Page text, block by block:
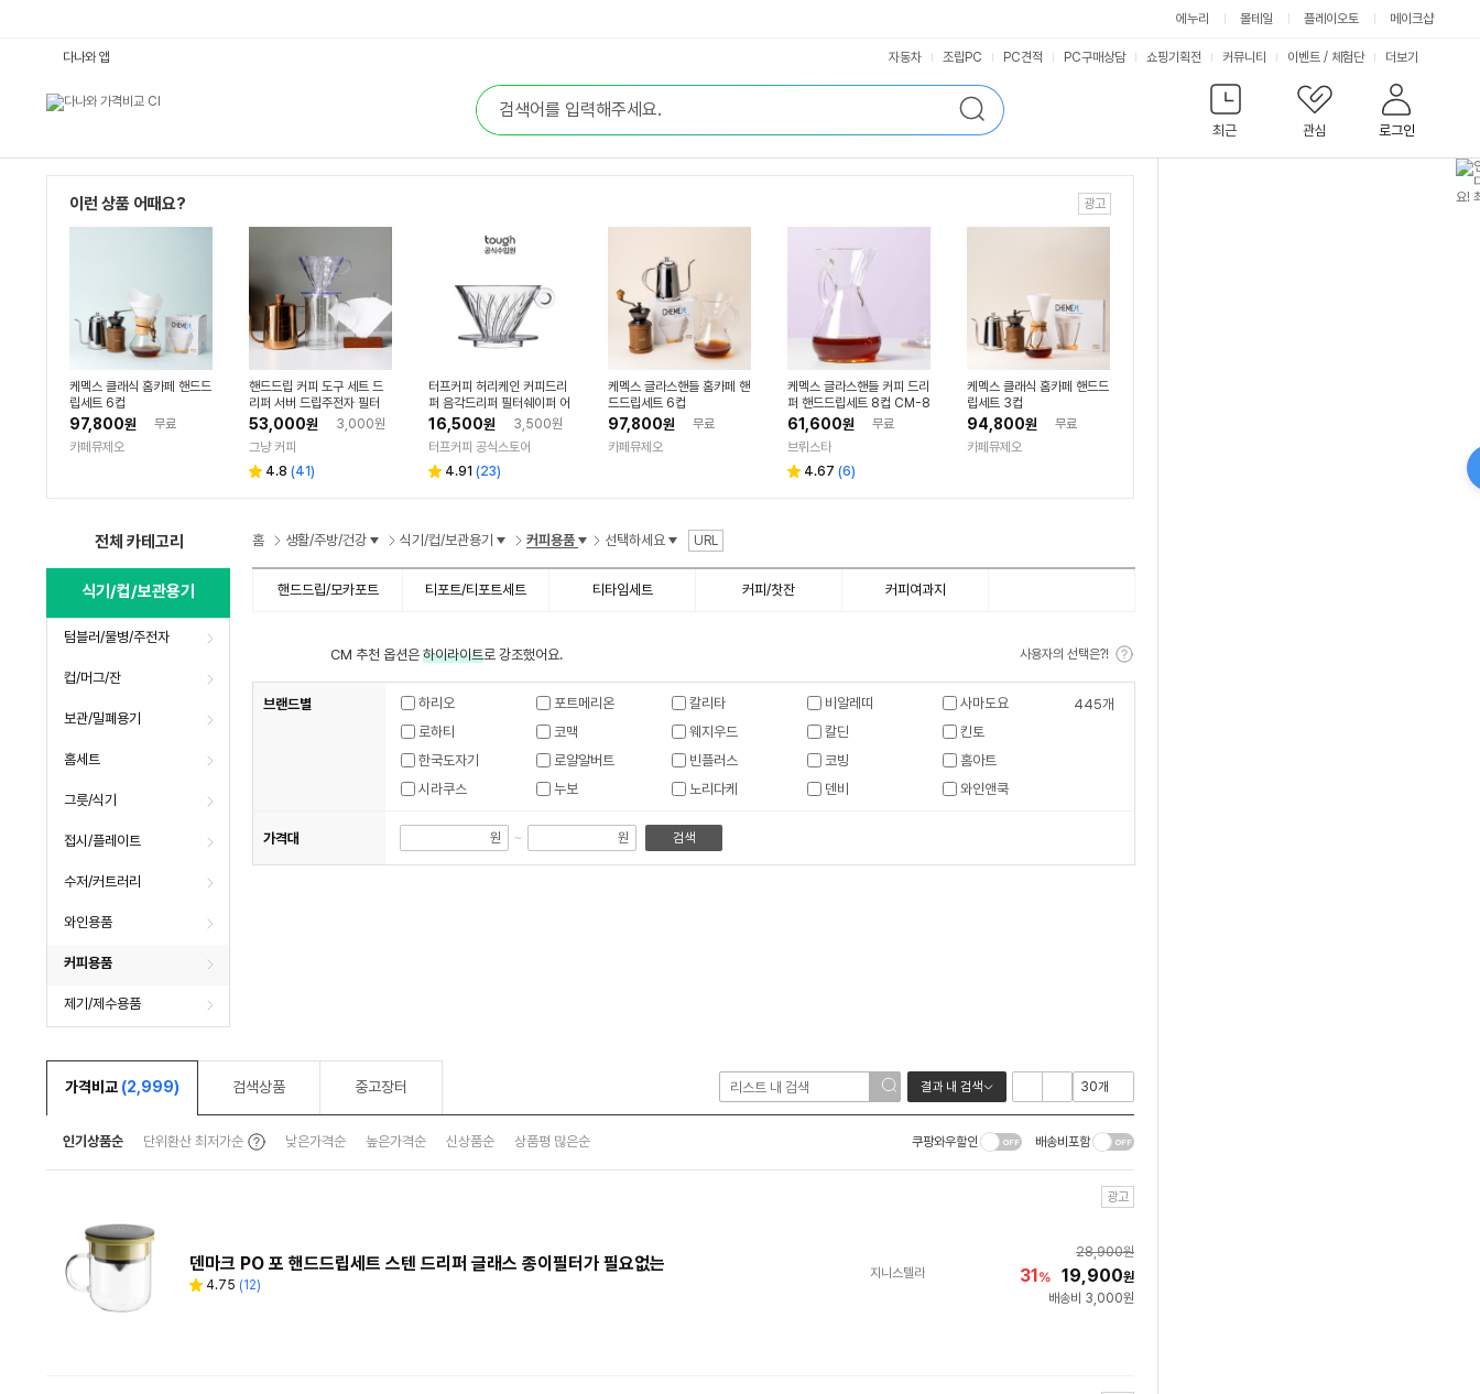
에누리 몰테일 플레이오토
메이크샵
합
검
색
검
색
최근
관심 로그인
다나와 앱 자동차 조립PC PC견적 PC구매상담 쇼핑기획전 커뮤니티 이벤트 / 체험단 서
비
스
더보기
이런 상품 어때요?
케멕스 클래식 홈카페 핸드드
립세트 6컵
97,800원
무료
카페뮤제오
핸드드립 커피 도구 세트 드
리퍼 서버 드립주전자 필터
53,000원
3,000원
그냥 커피
별 4.8 리
(41)
터프커피 허리케인 커피드리
퍼 음각드리퍼 필터쉐이퍼 어
시스턴스 핸드드립세트 V60
1-2인용
16,500원
3,500원
터프커피 공식스토어
별 4.91 리
(23)
케멕스 글라스핸들 홈카페 핸
드드립세트 6컵
97,800원
무료
카페뮤제오
케멕스 글라스핸들 커피 드리
퍼 핸드드립세트 8컵 CM-8
GH 케맥스
61,600원
무료
브뤼스타
별 4.67 리
(6)
케멕스 클래식 홈카페 핸드드
립세트 3컵
94,800원
무료
카페뮤제오
전체 카테고리
식기/컵/보관용기
텀블러/물병/주전자
컵/머그/잔
보관/밀폐용기
홈세트
그릇/식기
접시/플레이트
수저/커트러리
와인용품
커피용품
제기/제수용품
홈 생활/주방/건강 식기/컵/보관용기 커피용품 선택하세요 URL
핸드드립/모카포트 티포트/티포트세트 티타임세트 커피/찻잔 커피여과지
CM 추천 옵션은 하이라이트로 강조했어요. 사용자의 선택은?!
브랜드별 하리오 포트메리온 칼리타 비알레띠
사마도요
로하티
코맥 웨지우드 칼딘
킨토
한국도자기
로얄알버트 빈플러스 코빙
홈아트
시라쿠스
누보 노리다케 덴비 와인앤쿡
445개
가격대 원 ~ 원 검색
가격비교 (2,999) 검색상품 중고장터 결과 내 검색
인기상품순 단위환산 최저가순툴
팁
보
낮은가격순 높은가격순 신상품순 상품평 많은순 쿠팡와우할인 배송비포함
광고
덴마크 PO 포 핸드드립세트 스텐 드리퍼 글래스 종이필터가 필요없는
별 4.75
리
(12)
지니스텔라
28,900원
31% 19,900원
배송비 3,000원